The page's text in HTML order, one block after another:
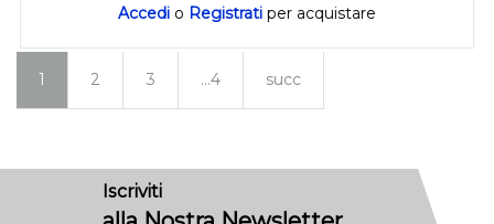
Accedi o Registrati per acquistare
1 2 3 ...4 succ
Iscriviti